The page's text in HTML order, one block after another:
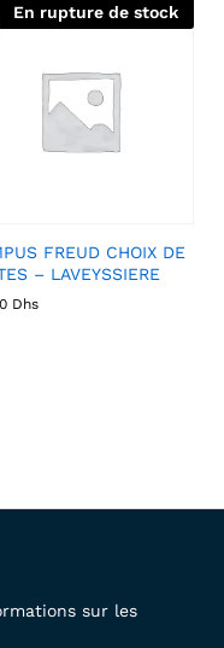
En rupture de stock
FREUD CHOIX DE
– LAVEYSSIERE
Dhs
sur les